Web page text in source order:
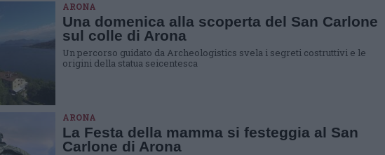
ARONA
Una domenica alla scoperta del San Carlone
sul colle di Arona
Un percorso guidato da Archeologistics svela i segreti costruttivi e le
origini della statua seicentesca
ARONA
La Festa della mamma si festeggia al San
Carlone di Arona